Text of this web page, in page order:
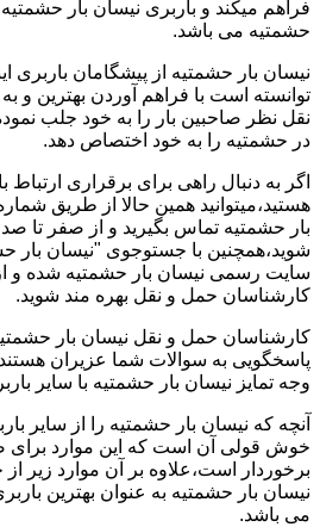
فراهم میکند و باربری نیسان بار حشمتیه
حشمتیه می باشد.
نیسان بار حشمتیه از پیشگامان باربری
توانسته است با فراهم آوردن بهترین و
نقل نظر صاحبین بار را به خود جلب
در حشمتیه را به خود اختصاص دهد.
اگر به دنبال راهی برای برقراری ارتباط
هستید،میتوانید همین حالا از طریق
بار حشمتیه تماس بگیرید و از صفر تا
شوید،همچنین با جستوجوی "نیسان بار
سایت رسمی نیسان بار حشمتیه شده و از
کارشناسان حمل و نقل بهره مند شوید.
کارشناسان حمل و نقل نیسان بار
پاسخگویی به سوالات شما عزیران
وجه تمایز نیسان بار حشمتیه با سایر
آنچه که نیسان بار حشمتیه را از سایر
خوش قولی آن است که این موارد برای
برخوردار است،علاوه بر آن موارد زیر از
نیسان بار حشمتیه به عنوان بهترین
می باشد.